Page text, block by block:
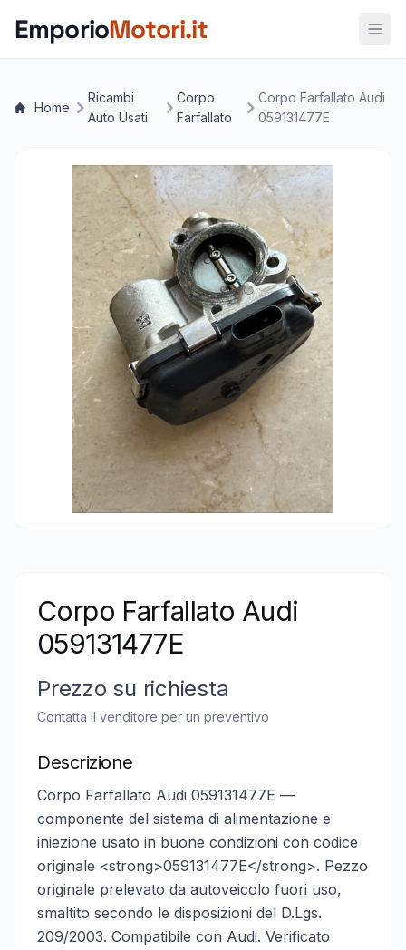
EmporioMotori.it
Home
Ricambi
Auto Usati
Corpo
Farfallato
Corpo Farfallato Audi
059131477E
Corpo Farfallato Audi
059131477E
Prezzo su richiesta
Contatta il venditore per un preventivo
Descrizione
Corpo Farfallato Audi 059131477E —
componente del sistema di alimentazione e
iniezione usato in buone condizioni con codice
originale <strong>059131477E</strong>. Pezzo
originale prelevato da autoveicolo fuori uso,
smaltito secondo le disposizioni del D.Lgs.
209/2003. Compatibile con Audi. Verificato